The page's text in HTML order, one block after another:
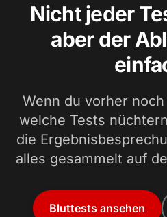
Nicht jeder
aber der
Wenn du vorher
welche Tests
die
alles gesammelt auf
Bluttests ansehen